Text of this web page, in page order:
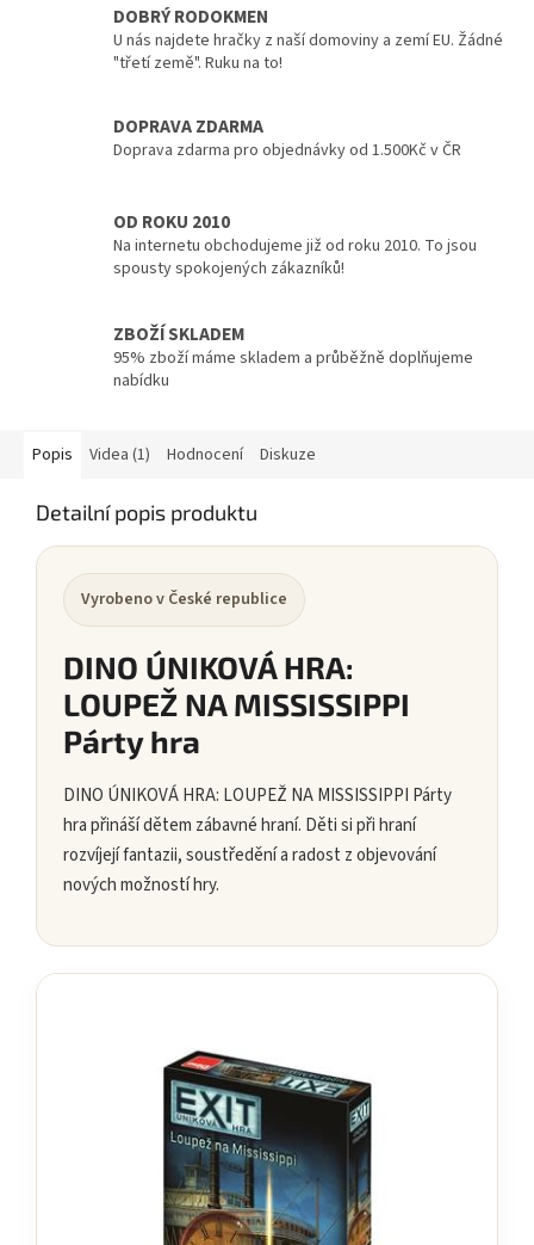
DOBRÝ RODOKMEN
U nás najdete hračky z naší domoviny a zemí EU. Žádné
"třetí země". Ruku na to!
DOPRAVA ZDARMA
Doprava zdarma pro objednávky od 1.500Kč v ČR
OD ROKU 2010
Na internetu obchodujeme již od roku 2010. To jsou
spousty spokojených zákazníků!
ZBOŽÍ SKLADEM
95% zboží máme skladem a průběžně doplňujeme
nabídku
Popis Videa (1) Hodnocení Diskuze
Detailní popis produktu
Vyrobeno v České republice
DINO ÚNIKOVÁ HRA:
LOUPEŽ NA MISSISSIPPI
Párty hra
DINO ÚNIKOVÁ HRA: LOUPEŽ NA MISSISSIPPI Párty
hra přináší dětem zábavné hraní. Děti si při hraní
rozvíjejí fantazii, soustředění a radost z objevování
nových možností hry.